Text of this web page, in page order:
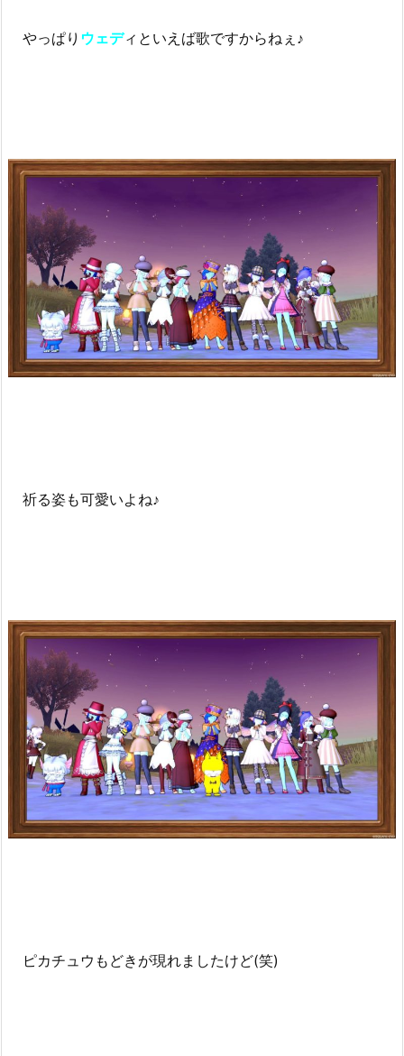
やっぱり ウェディといえば歌ですからねぇ♪
祈る姿も可愛いよね♪
ピカチュウもどきが現れましたけど(笑)